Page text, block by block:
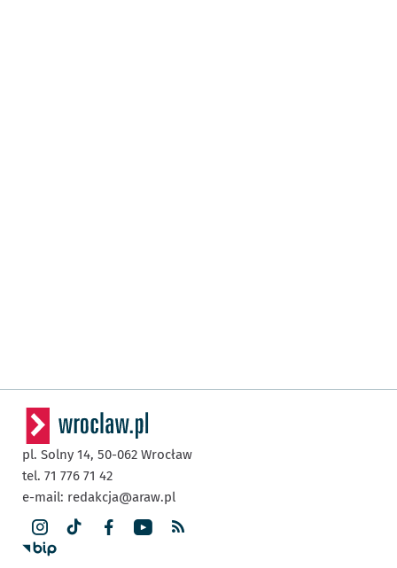
pl. Solny 14, 50-062 Wrocław
tel. 71 776 71 42
e-mail: redakcja@araw.pl